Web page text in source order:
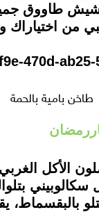
طاووق جميع
من اختياراك
طاخن بامية بالحمة
الأكل الغربي
سكالوبيني